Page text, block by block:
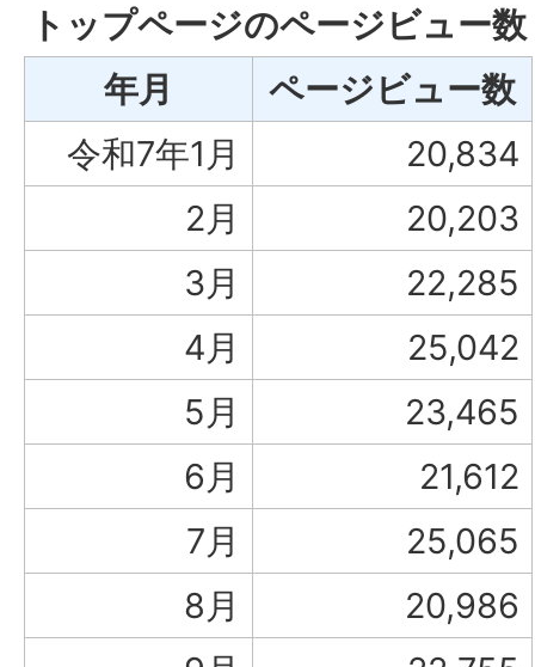
トップページのページビュー数
年月
ページビュー数
令和7年1月
20,834
2月
20,203
3月
22,285
4月
25,042
5月
23,465
6月
21,612
7月
25,065
8月
20,986